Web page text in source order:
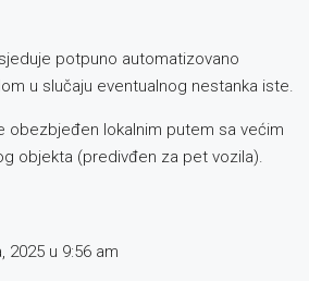
potpuno automatizovano
u slučaju eventualnog nestanka iste.
obezbjeđen lokalnim putem sa većim
objekta (predivđen za pet vozila).
2025 u 9:56 am